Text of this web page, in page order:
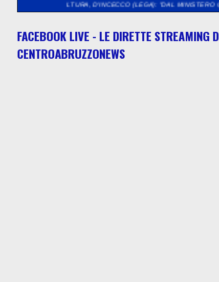
CULTURA, D'INCECCO (LEGA): "DAL MINISTERO QUASI 5
FACEBOOK LIVE - LE DIRETTE STREAMING
CENTROABRUZZONEWS